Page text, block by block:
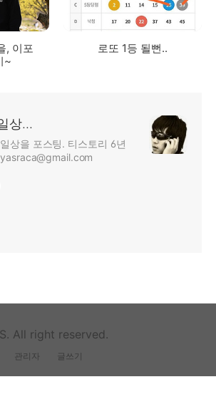
, 이포
~
로또 1등 될뻔..
상...
상을 포스팅. 티스토리 6년
All right reserved.
관리자 글쓰기